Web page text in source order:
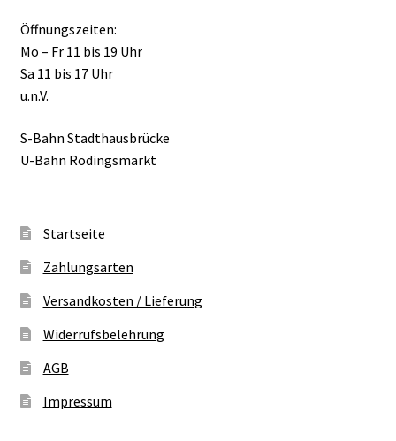
Öffnungszeiten:
Mo – Fr 11 bis 19 Uhr
Sa 11 bis 17 Uhr
u.n.V.
S-Bahn Stadthausbrücke
U-Bahn Rödingsmarkt
Startseite
Zahlungsarten
Versandkosten / Lieferung
Widerrufsbelehrung
AGB
Impressum